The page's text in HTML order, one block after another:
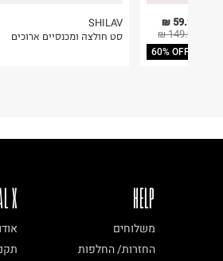
SHILAV
סט חולצה ומכנסיים ארוכים
59.96 ₪
149.90 ₪
60% OFF
X HELP
משלוחים
החזרות/ החלפות